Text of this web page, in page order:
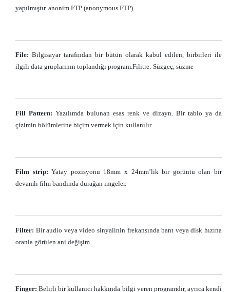
yapılmıştır. anonim FTP (anonymous FTP).
File: Bilgisayar tarafından bir bütün olarak kabul edilen, birbirleri ile
ilgili data gruplarının toplandığı program.Filitre: Süzgeç, süzme
Fill Pattern: Yazılımda bulunan esas renk ve dizayn. Bir tablo ya da
çizimin bölümlerine biçim vermek için kullanılır.
Film strip: Yatay pozisyonu 18mm x 24mm’lik bir görüntü olan bir
devamlı film bandında durağan imgeler.
Filter: Bir audio veya video sinyalinin frekansında bant veya disk hızına
oranla görülen ani değişim.
Finger: Belirli bir kullanıcı hakkında bilgi veren programdır, ayrıca kendi